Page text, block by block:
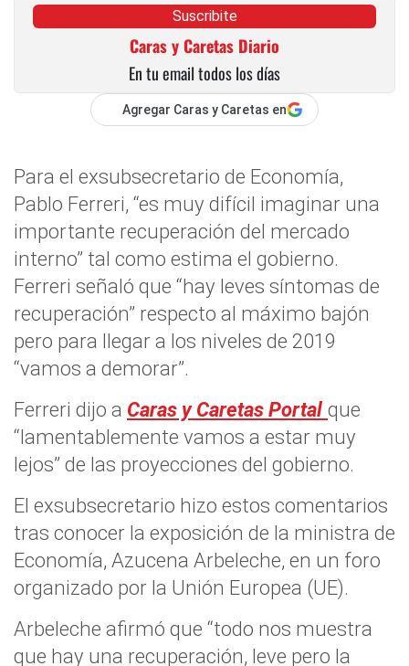
Suscribite
Caras y Caretas Diario
En tu email todos los días
Agregar Caras y Caretas en
Para el exsubsecretario de Economía,
Pablo Ferreri, “es muy difícil imaginar una
importante recuperación del mercado
interno” tal como estima el gobierno.
Ferreri señaló que “hay leves síntomas de
recuperación” respecto al máximo bajón
pero para llegar a los niveles de 2019
“vamos a demorar”.
Ferreri dijo a Caras y Caretas Portal que
“lamentablemente vamos a estar muy
lejos” de las proyecciones del gobierno.
El exsubsecretario hizo estos comentarios
tras conocer la exposición de la ministra de
Economía, Azucena Arbeleche, en un foro
organizado por la Unión Europea (UE).
Arbeleche afirmó que “todo nos muestra
que hay una recuperación, leve pero la